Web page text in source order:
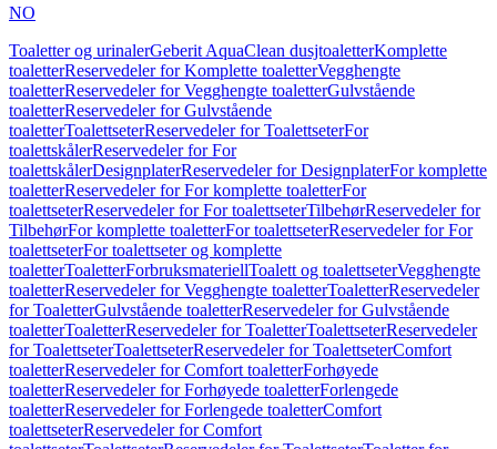
NO
Toaletter og urinalerGeberit AquaClean dusjtoaletterKomplette
toaletterReservedeler for Komplette toaletterVegghengte
toaletterReservedeler for Vegghengte toaletterGulvstående
toaletterReservedeler for Gulvstående
toaletterToalettseterReservedeler for ToalettseterFor
toalettskålerReservedeler for For
toalettskålerDesignplaterReservedeler for DesignplaterFor komplette
toaletterReservedeler for For komplette toaletterFor
toalettseterReservedeler for For toalettseterTilbehørReservedeler for
TilbehørFor komplette toaletterFor toalettseterReservedeler for For
toalettseterFor toalettseter og komplette
toaletterToaletterForbruksmateriellToalett og toalettseterVegghengte
toaletterReservedeler for Vegghengte toaletterToaletterReservedeler
for ToaletterGulvstående toaletterReservedeler for Gulvstående
toaletterToaletterReservedeler for ToaletterToalettseterReservedeler
for ToalettseterToalettseterReservedeler for ToalettseterComfort
toaletterReservedeler for Comfort toaletterForhøyede
toaletterReservedeler for Forhøyede toaletterForlengede
toaletterReservedeler for Forlengede toaletterComfort
toalettseterReservedeler for Comfort